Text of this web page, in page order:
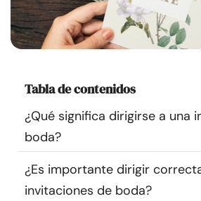
Ayuda
Cursos
Recursos
Comunidad
Encuentra un terapeuta
Tabla de contenidos
¿Qué significa dirigirse a una
boda?
¿Es importante dirigir
invitaciones de boda?